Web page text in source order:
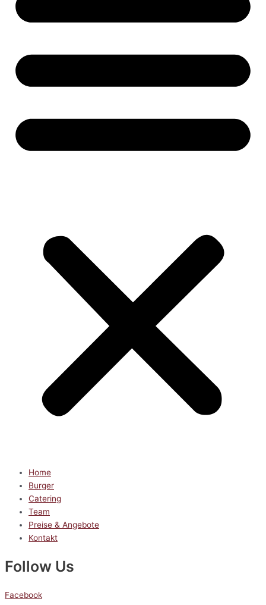
Home
Burger
Catering
Team
Preise & Angebote
Kontakt
Follow Us
Facebook